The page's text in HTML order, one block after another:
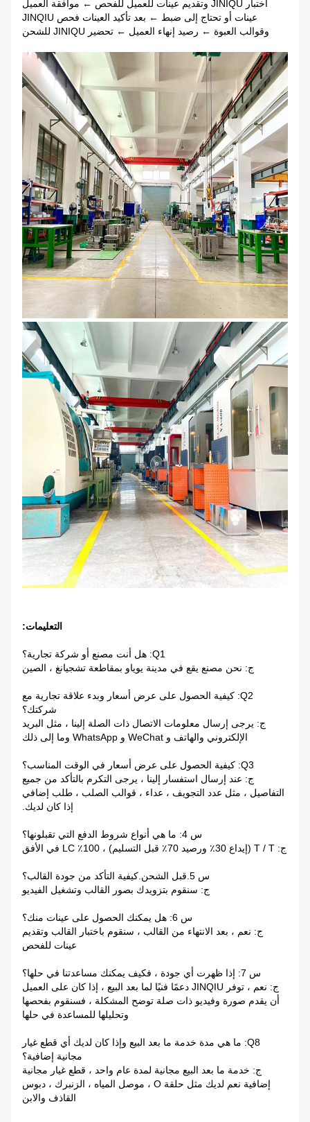
اختبار JINIQU وتقديم عينات للعميل للفحص ← موافقة العميل
عينات أو تحتاج إلى ضبط ← بعد تأكيد العينات فحص JINQIU
وقوالب العبوة ← رصيد إنهاء العميل ← تحضير JINIQU للشحن
التعليمات:
Q1: هل أنت مصنع أو شركة تجارية؟
ج: نحن مصنع يقع في مدينة يوياو بمقاطعة تشجيانغ ، الصين
Q2: كيفية الحصول على عرض أسعار وبدء علاقة تجارية مع
شركتك؟
ج: يرجى إرسال معلومات الاتصال ذات الصلة إلينا ، مثل البريد
الإلكتروني والهاتف و WeChat و WhatsApp وما إلى ذلك
Q3: كيفية الحصول على عرض أسعار في الوقت المناسب؟
ج: عند إرسال استفسار إلينا ، يرجى التكرم بالتأكد من جميع
التفاصيل ، مثل عدد التجويف ، عداء ، قوالب الصلب ، طلب إضافي
إذا كان لديك.
س 4: ما هي أنواع شروط الدفع التي تقبلونها؟
ج: T / T (إيداع 30٪ ورصيد 70٪ قبل التسليم) ، 100٪ LC في الأفق
س 5.قبل الشحن.كيفية التأكد من جودة القالب؟
ج: سنقوم بتزويدك بصور القالب وتشغيل الفيديو
س 6: هل يمكنك الحصول على عينات منك؟
ج: نعم ، بعد الانتهاء من القالب ، سنقوم باختبار القالب وتقديم
عينات للفحص
س 7: إذا ظهرت أي جودة ، فكيف يمكنك مساعدتنا في حلها؟
ج: نعم ، توفر JINQIU دعمًا فنيًا لما بعد البيع ، إذا كان على العميل
أن يقدم صورة وفيديو ذات صلة توضح المشكلة ، فسنقوم بفحصها
وتحليلها للمساعدة في حلها
Q8: ما هي مدة خدمة ما بعد البيع وإذا كان لديك أي قطع غيار
مجانية إضافية؟
ج: خدمة ما بعد البيع مجانية لمدة عام واحد ، قطع غيار مجانية
إضافية نعم لديك مثل حلقة O ، موصل المياه ، الزنبرك ، دبوس
القاذف والابن